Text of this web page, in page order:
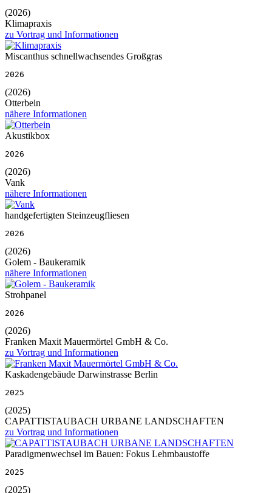
(2026)
Klimapraxis
zu Vortrag und Informationen
Miscanthus schnellwachsendes Großgras
2026
(2026)
Otterbein
nähere Informationen
Akustikbox
2026
(2026)
Vank
nähere Informationen
handgefertigten Steinzeugfliesen
2026
(2026)
Golem - Baukeramik
nähere Informationen
Strohpanel
2026
(2026)
Franken Maxit Mauermörtel GmbH & Co.
zu Vortrag und Informationen
Kaskadengebäude Darwinstrasse Berlin
2025
(2025)
CAPATTISTAUBACH URBANE LANDSCHAFTEN
zu Vortrag und Informationen
Paradigmenwechsel im Bauen: Fokus Lehmbaustoffe
2025
(2025)